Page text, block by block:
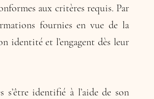
aux critères requis. Par
fournies en vue de la
identité et l’engagent dès leur
identifié à l’aide de son